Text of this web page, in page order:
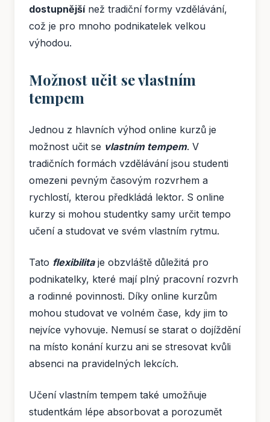
dostupnějšínež tradiční formy vzdělávání,
což je pro mnoho podnikatelek velkou
výhodou.
Možnost učit se vlastním
tempem
Jednou z hlavních výhod online kurzů je
možnost učit se vlastním tempem. V
tradičních formách vzdělávání jsou studenti
omezeni pevným časovým rozvrhem a
rychlostí, kterou předkládá lektor. S online
kurzy si mohou studentky samy určit tempo
učení a studovat ve svém vlastním rytmu.
Tato flexibilitaje obzvláště důležitá pro
podnikatelky, které mají plný pracovní rozvrh
a rodinné povinnosti. Díky online kurzům
mohou studovat ve volném čase, kdy jim to
nejvíce vyhovuje. Nemusí se starat o dojíždění
na místo konání kurzu ani se stresovat kvůli
absenci na pravidelných lekcích.
Učení vlastním tempem také umožňuje
studentkám lépe absorbovat a porozumět